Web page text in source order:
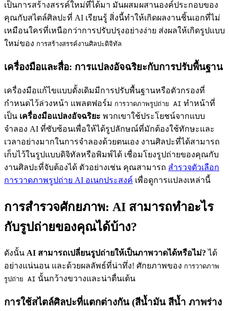
เป็นการสร้างสรรค์ใหม่ที่ได้มา มันผสมผสานองค์ประกอบของ
คุณกับสไตล์ศิลปะที่ AI เรียนรู้ สิ่งนี้ทำให้เกิดผลงานชิ้นเอกที่ไม่
เหมือนใครที่เหนือกว่าการปรับปรุงอย่างง่าย ส่งผลให้เกิดรูปแบบ
ใหม่ของ การสร้างสรรค์งานศิลปะดิจิทัล
เครื่องมือและสื่อ: การแปลงอัจฉริยะกับการปรับพื้นฐาน
เครื่องมือแก้ไขแบบดั้งเดิมมีการปรับพื้นฐานหรือตัวกรองที่
กำหนดไว้ล่วงหน้า แพลตฟอร์ม การวาดภาพรูปถ่าย AI ทำหน้าที่
เป็น เครื่องมือแปลงอัจฉริยะ พวกเขาใช้ประโยชน์จากแบบ
จำลอง AI ที่ซับซ้อนเพื่อให้ได้รูปลักษณ์ที่มักต้องใช้ทักษะและ
เวลาอย่างมากในการจำลองด้วยตนเอง งานศิลปะที่ได้สามารถ
เก็บไว้ในรูปแบบดิจิทัลหรือพิมพ์ได้ เชื่อมโยงรูปถ่ายของคุณกับ
งานศิลปะที่จับต้องได้ ตัวอย่างเช่น คุณสามารถ สำรวจตัวเลือก
การวาดภาพรูปถ่าย AI อเนกประสงค์ เพื่อดูการแปลงเหล่านี้
การสำรวจศักยภาพ: AI สามารถทำอะไร
กับรูปถ่ายของคุณได้บ้าง?
ดังนั้น AI สามารถเปลี่ยนรูปถ่ายให้เป็นภาพวาดได้หรือไม่? ได้
อย่างแน่นอน และด้วยผลลัพธ์ที่น่าทึ่ง! ศักยภาพของ การวาดภาพ
รูปถ่าย AI นั้นกว้างขวางและน่าตื่นเต้น
การใช้สไตล์ศิลปะที่แตกต่างกัน (สีน้ำมัน สีน้ำ ภาพร่าง